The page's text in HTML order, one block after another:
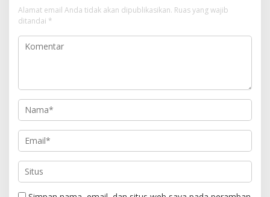
Alamat email Anda tidak akan dipublikasikan. Ruas yang wajib
ditandai *